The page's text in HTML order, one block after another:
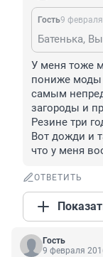
Гость9
У меня тоже
пониже моды
самым
загороды и
Резине три
Вот дожди и
что у меня
ОТВЕТИТЬ
Гость
9 февраля